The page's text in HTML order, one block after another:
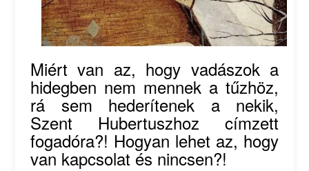
Miért van az, hogy vadászok a
hidegben nem mennek a tűzhöz,
rá sem hederítenek a nekik,
Szent Hubertuszhoz címzett
fogadóra?! Hogyan lehet az, hogy
van kapcsolat és nincsen?!